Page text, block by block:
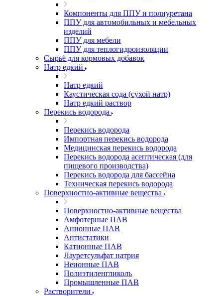
Компоненты для ППУ и полиуретана
ППУ для автомобильных и мебельных
изделий
ППУ для мебели
ППУ для теплогидроизоляции
Сырьё для кормовых добавок
Натр едкий
Натр едкий
Каустическая сода (сухой натр)
Натр едкий раствор
Перекись водорода
Перекись водорода
Импортная перекись водорода
Медицинская перекись водорода
Перекись водорода асептическая (для
пищевого производства)
Перекись водорода для бассейна
Техническая перекись водорода
Поверхностно-активные вещества
Поверхностно-активные вещества
Амфотерные ПАВ
Анионные ПАВ
Антистатики
Катионные ПАВ
Лауретсульфат натрия
Неионные ПАВ
Полиэтиленгликоль
Промышленные ПАВ
Растворители